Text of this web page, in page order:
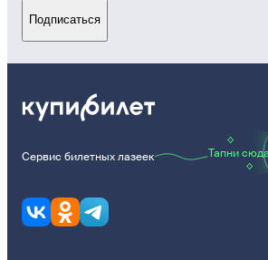
Подписаться
Сервис билетных лазеек Тапни сюда